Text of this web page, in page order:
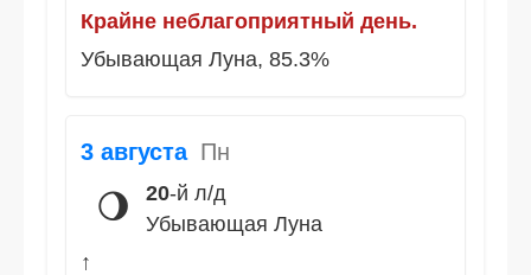
Крайне неблагоприятный день.
Убывающая Луна, 85.3%
3 августа Пн
🌖 20-й л/д
Убывающая Луна
↑